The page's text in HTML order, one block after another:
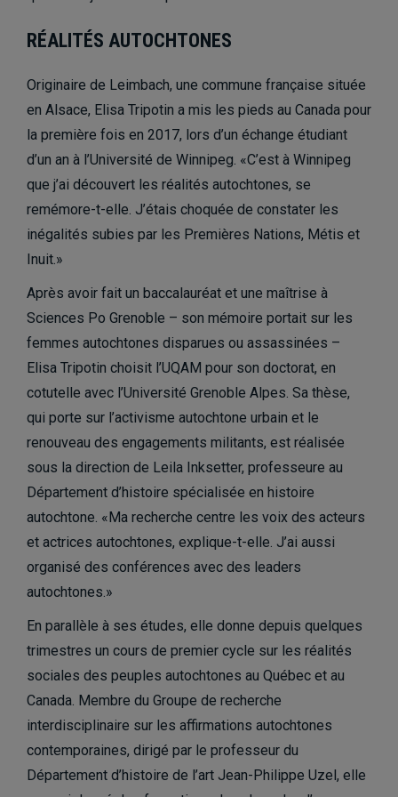
RÉALITÉS AUTOCHTONES
Originaire de Leimbach, une commune française située
en Alsace, Elisa Tripotin a mis les pieds au Canada pour
la première fois en 2017, lors d’un échange étudiant
d’un an à l’Université de Winnipeg. «C’est à Winnipeg
que j’ai découvert les réalités autochtones, se
remémore-t-elle. J’étais choquée de constater les
inégalités subies par les Premières Nations, Métis et
Inuit.»
Après avoir fait un baccalauréat et une maîtrise à
Sciences Po Grenoble – son mémoire portait sur les
femmes autochtones disparues ou assassinées –
Elisa Tripotin choisit l’UQAM pour son doctorat, en
cotutelle avec l’Université Grenoble Alpes. Sa thèse,
qui porte sur l’activisme autochtone urbain et le
renouveau des engagements militants, est réalisée
sous la direction de Leila Inksetter, professeure au
Département d’histoire spécialisée en histoire
autochtone. «Ma recherche centre les voix des acteurs
et actrices autochtones, explique-t-elle. J’ai aussi
organisé des conférences avec des leaders
autochtones.»
En parallèle à ses études, elle donne depuis quelques
trimestres un cours de premier cycle sur les réalités
sociales des peuples autochtones au Québec et au
Canada. Membre du Groupe de recherche
interdisciplinaire sur les affirmations autochtones
contemporaines, dirigé par le professeur du
Département d’histoire de l’art Jean-Philippe Uzel, elle